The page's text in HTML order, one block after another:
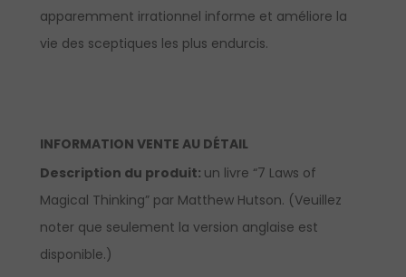
apparemment irrationnel informe et améliore la
vie des sceptiques les plus endurcis.
INFORMATION VENTE AU DÉTAIL
Description du produit: un livre “7 Laws of
Magical Thinking” par Matthew Hutson. (Veuillez
noter que seulement la version anglaise est
disponible.)